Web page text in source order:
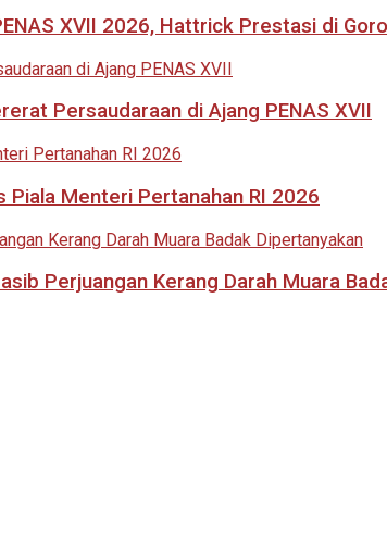
XVII 2026, Hattrick Prestasi di
Persaudaraan di Ajang PENAS XVII
Piala Menteri Pertanahan RI 2026
Perjuangan Kerang Darah Muara